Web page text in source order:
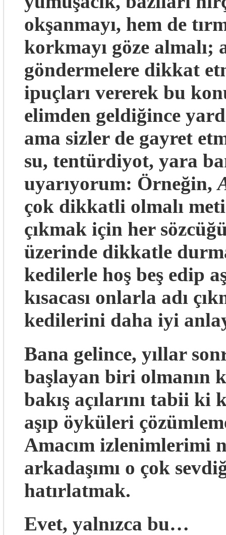
okşanmayı, hem de
korkmayı göze
göndermelere dikkat
ipuçları vererek bu
elimden geldiğince
ama sizler de gayret
su, tentürdiyot, yara
uyarıyorum: Örneğin,
çok dikkatli olmalı
çıkmak için her
üzerinde dikkatle
kedilerle hoş beş edip
kısacası onlarla adı
kedilerini daha iyi
Bana gelince, yıllar
başlayan biri olmanın
bakış açılarını tabii
aşıp öyküleri
Amacım izlenimlerimi
arkadaşımı o çok
hatırlatmak.
Evet, yalnızca bu…